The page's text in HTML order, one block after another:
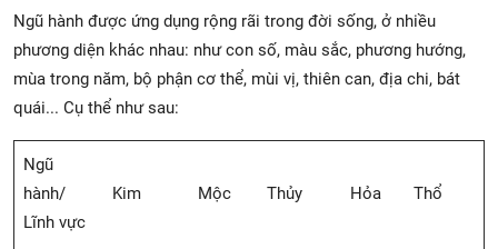
Ngũ hành được ứng dụng rộng rãi trong đời sống, ở nhiều
phương diện khác nhau: như con số, màu sắc, phương hướng,
mùa trong năm, bộ phận cơ thể, mùi vị, thiên can, địa chi, bát
quái... Cụ thể như sau:
Ngũ
hành/
Lĩnh vực
Kim Mộc Thủy Hỏa Thổ